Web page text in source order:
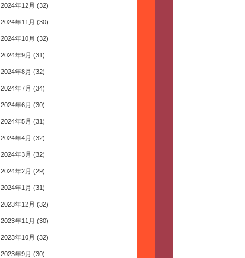
2024年12月 (32)
2024年11月 (30)
2024年10月 (32)
2024年9月 (31)
2024年8月 (32)
2024年7月 (34)
2024年6月 (30)
2024年5月 (31)
2024年4月 (32)
2024年3月 (32)
2024年2月 (29)
2024年1月 (31)
2023年12月 (32)
2023年11月 (30)
2023年10月 (32)
2023年9月 (30)